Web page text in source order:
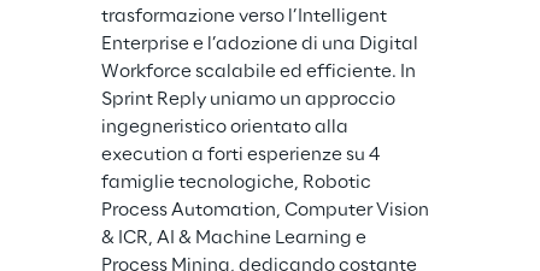
trasformazione verso l’Intelligent
Enterprise e l’adozione di una Digital
Workforce scalabile ed efficiente. In
Sprint Reply uniamo un approccio
ingegneristico orientato alla
execution a forti esperienze su 4
famiglie tecnologiche, Robotic
Process Automation, Computer Vision
& ICR, AI & Machine Learning e
Process Mining, dedicando costante